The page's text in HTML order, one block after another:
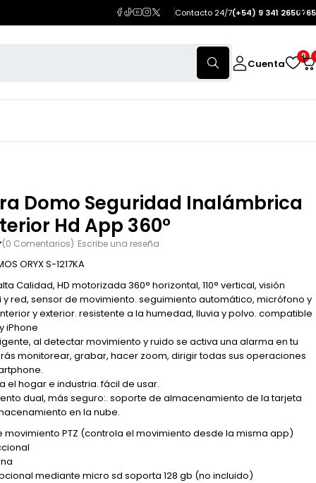
Contacto 24/7(+54) 9 341 2650765
Cuenta
0
Domo Seguridad Inalámbrica
Hd App 360°
(0 Comentarios) Escribe una reseña
ORYX S-1217KA
Calidad, HD motorizada 360° horizontal, 110° vertical, visión
y red, sensor de movimiento. seguimiento automático, micrófono y
y exterior. resistente a la humedad, lluvia y polvo. compatible
iPhone
al detectar movimiento y ruido se activa una alarma en tu
monitorear, grabar, hacer zoom, dirigir todas sus operaciones
el hogar e industria. fácil de usar.
dual, más seguro:. soporte de almacenamiento de la tarjeta
en la nube.
movimiento PTZ (controla el movimiento desde la misma app)
mediante micro sd soporta 128 gb (no incluido)